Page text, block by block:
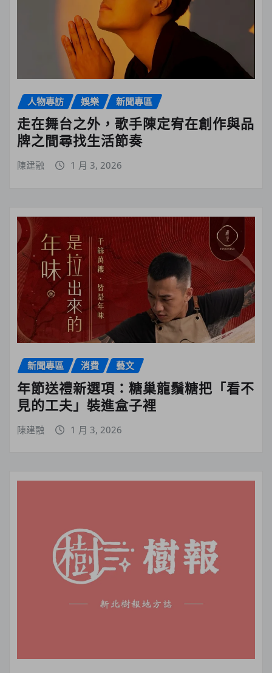
人物專訪 娛樂 新聞專區
走在舞台之外，歌手陳定宥在創作與品
牌之間尋找生活節奏
陳建融 1 月 3, 2026
新聞專區 消費 藝文
年節送禮新選項：糖巢龍鬚糖把「看不
見的工夫」裝進盒子裡
陳建融 1 月 3, 2026